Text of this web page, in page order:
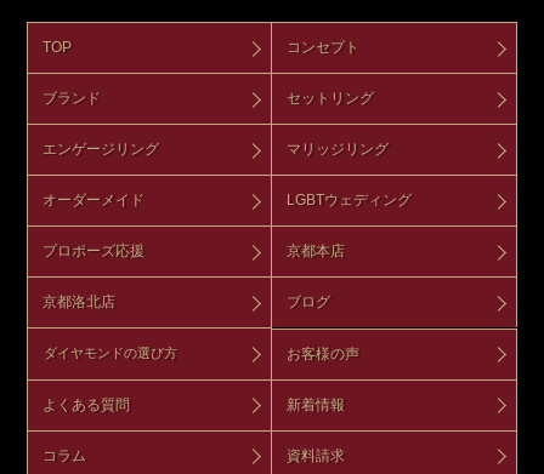
TOP コンセプト
ブランド セットリング
エンゲージリング マリッジリング
オーダーメイド LGBTウェディング
プロポーズ応援 京都本店
京都洛北店 ブログ
ダイヤモンドの選び方 お客様の声
よくある質問 新着情報
コラム 資料請求